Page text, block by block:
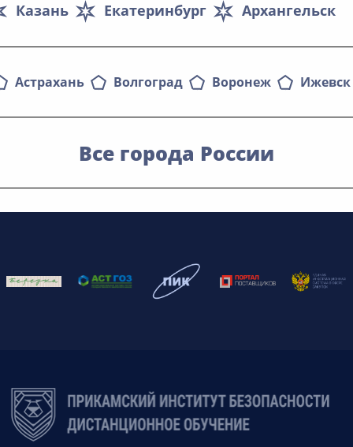
Архангельск
Екатеринбург
Казань
Астрахань Волгоград Воронеж Ижевск
Все города России